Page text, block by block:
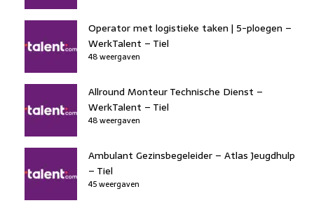
Operator met logistieke taken | 5-ploegen –
WerkTalent – Tiel
48 weergaven
Allround Monteur Technische Dienst –
WerkTalent – Tiel
48 weergaven
Ambulant Gezinsbegeleider – Atlas Jeugdhulp
– Tiel
45 weergaven